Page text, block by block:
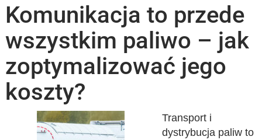
Komunikacja to przede
wszystkim paliwo – jak
zoptymalizować jego
koszty?
Transport i
dystrybucja paliw to